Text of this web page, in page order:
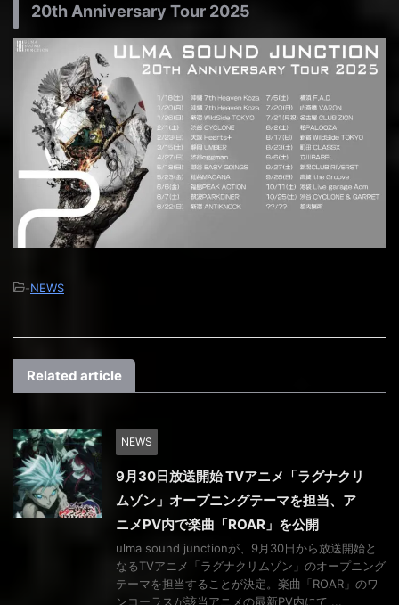
20th Anniversary Tour 2025
-NEWS
Related article
NEWS
9月30日放送開始 TVアニメ「ラグナクリ
ムゾン」オープニングテーマを担当、ア
ニメPV内で楽曲「ROAR」を公開
ulma sound junctionが、9月30日から放送開始と
なるTVアニメ「ラグナクリムゾン」のオープニング
テーマを担当することが決定。楽曲「ROAR」のワ
ンコーラスが該当アニメの最新PV内にて ...